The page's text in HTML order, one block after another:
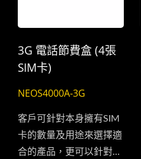
來當一般電話使用。
3G 電話節費盒 (4張
SIM卡)
NEOS4000A-3G
客戶可針對本身擁有SIM
卡的數量及用途來選擇適
合的產品，更可以針對每